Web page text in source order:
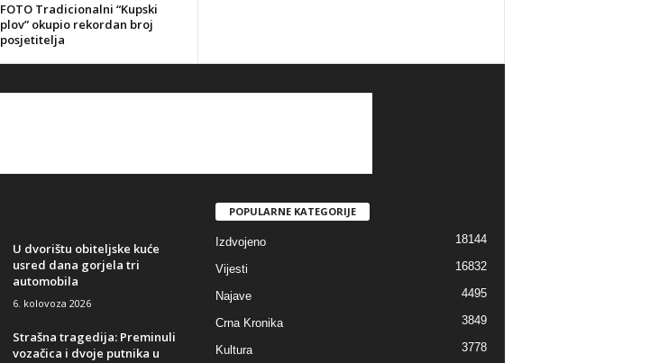
FOTO Tradicionalni “Kupski
plov” okupio rekordan broj
posjetitelja
U dvorištu obiteljske kuće
usred dana gorjela tri
automobila
6. kolovoza 2026
Strašna tragedija: Preminuli
vozačica i dvoje putnika u
POPULARNE KATEGORIJE
Izdvojeno 18144
Vijesti 16832
Najave 4495
Crna Kronika 3849
Kultura 3778